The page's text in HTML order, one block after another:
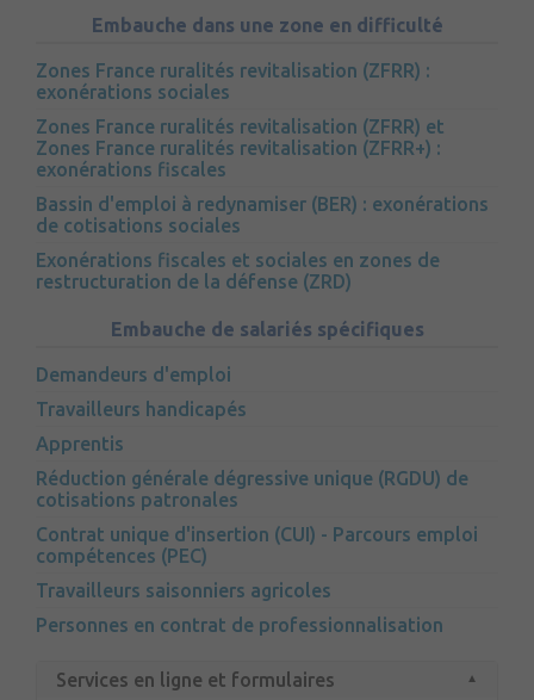
Embauche dans une zone en difficulté
Zones France ruralités revitalisation (ZFRR) :
exonérations sociales
Zones France ruralités revitalisation (ZFRR) et
Zones France ruralités revitalisation (ZFRR+) :
exonérations fiscales
Bassin d'emploi à redynamiser (BER) : exonérations
de cotisations sociales
Exonérations fiscales et sociales en zones de
restructuration de la défense (ZRD)
Embauche de salariés spécifiques
Demandeurs d'emploi
Travailleurs handicapés
Apprentis
Réduction générale dégressive unique (RGDU) de
cotisations patronales
Contrat unique d'insertion (CUI) - Parcours emploi
compétences (PEC)
Travailleurs saisonniers agricoles
Personnes en contrat de professionnalisation
Services en ligne et formulaires